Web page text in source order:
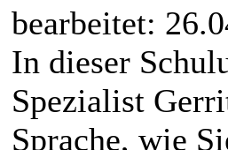
bearbeitet:
In dieser
Spezialist
Sprache, wie